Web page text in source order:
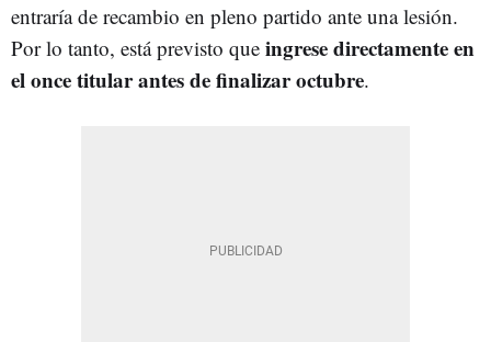
entraría de recambio en pleno partido ante una lesión.
Por lo tanto, está previsto que ingrese directamente en
el once titular antes de finalizar octubre.